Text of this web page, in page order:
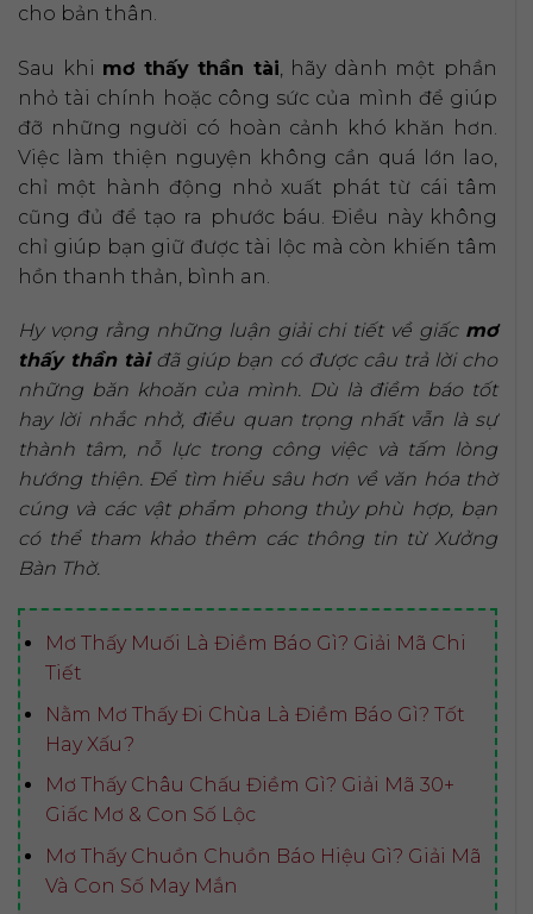
cho bản thân.
Sau khi mơ thấy thần tài , hãy dành một phần
nhỏ tài chính hoặc công sức của mình để giúp
đỡ những người có hoàn cảnh khó khăn hơn.
Việc làm thiện nguyện không cần quá lớn lao,
chỉ một hành động nhỏ xuất phát từ cái tâm
cũng đủ để tạo ra phước báu. Điều này không
chỉ giúp bạn giữ được tài lộc mà còn khiến tâm
hồn thanh thản, bình an.
Hy vọng rằng những luận giải chi tiết về giấc mơ
thấy thần tàiđã giúp bạn có được câu trả lời cho
những băn khoăn của mình. Dù là điềm báo tốt
hay lời nhắc nhở, điều quan trọng nhất vẫn là sự
thành tâm, nỗ lực trong công việc và tấm lòng
hướng thiện. Để tìm hiểu sâu hơn về văn hóa thờ
cúng và các vật phẩm phong thủy phù hợp, bạn
có thể tham khảo thêm các thông tin từ Xưởng
Bàn Thờ.
Mơ Thấy Muối Là Điềm Báo Gì? Giải Mã Chi
Tiết
Nằm Mơ Thấy Đi Chùa Là Điềm Báo Gì? Tốt
Hay Xấu?
Mơ Thấy Châu Chấu Điềm Gì? Giải Mã 30+
Giấc Mơ & Con Số Lộc
Mơ Thấy Chuồn Chuồn Báo Hiệu Gì? Giải Mã
Và Con Số May Mắn